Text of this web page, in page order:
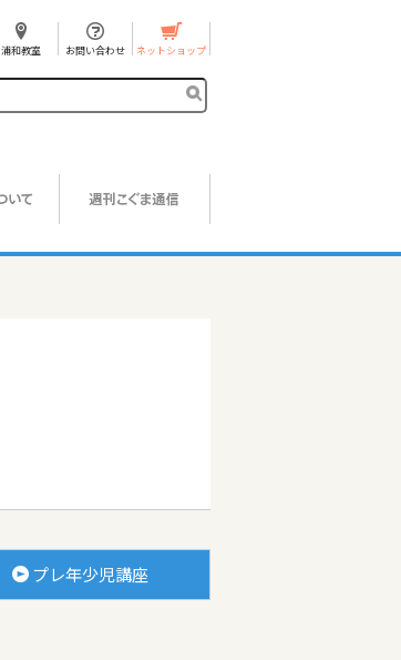
浦和教室 お問い合わせ ネットショップ
プレ年少児講座